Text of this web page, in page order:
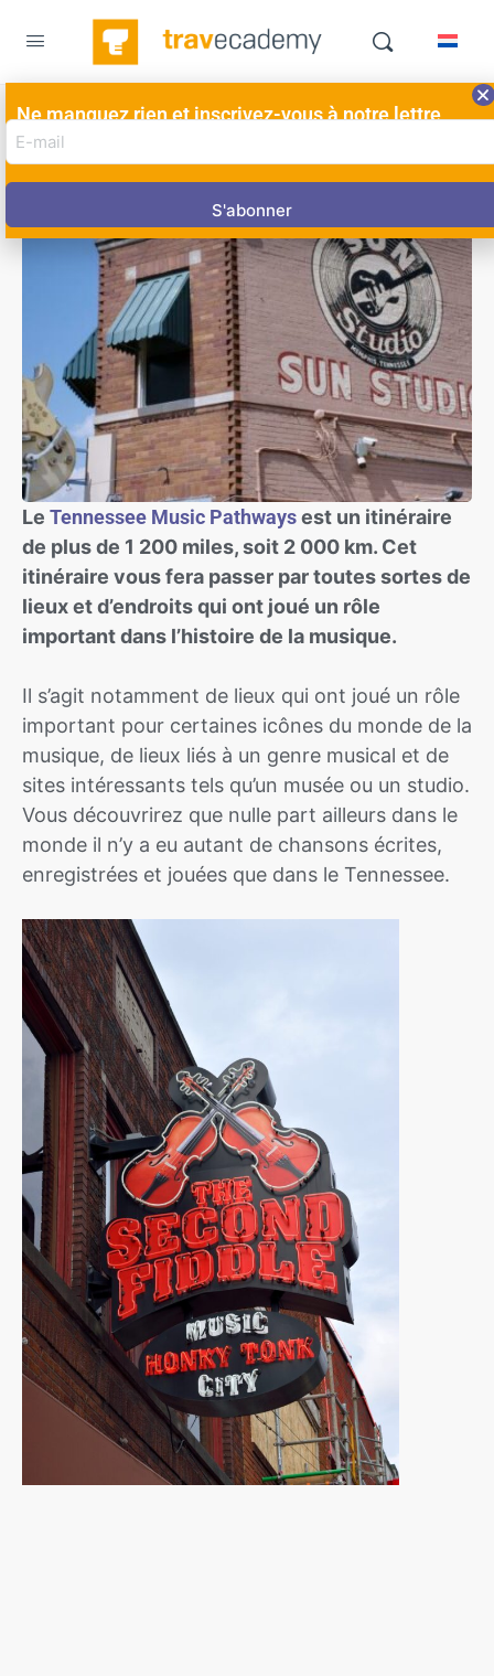
Le Tennessee Music Pathwaysest un itinéraire
de plus de 1 200 miles, soit 2 000 km. Cet
itinéraire vous fera passer par toutes sortes de
lieux et d’endroits qui ont joué un rôle
important dans l’histoire de la musique.
Il s’agit notamment de lieux qui ont joué un rôle
important pour certaines icônes du monde de la
musique, de lieux liés à un genre musical et de
sites intéressants tels qu’un musée ou un studio.
Vous découvrirez que nulle part ailleurs dans le
monde il n’y a eu autant de chansons écrites,
enregistrées et jouées que dans le Tennessee.
Ne manquez rien et inscrivez-vous à notre lettre
d'information ici!
E-
mail
adres